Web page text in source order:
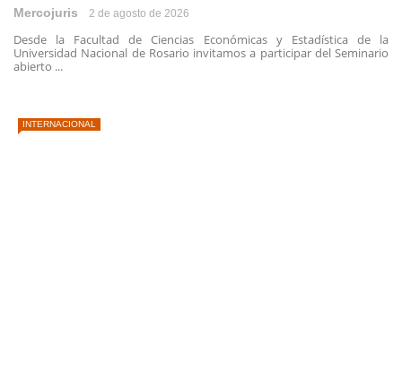
Mercojuris 2 de agosto de 2026
Desde la Facultad de Ciencias Económicas y Estadística de la
Universidad Nacional de Rosario invitamos a participar del Seminario
abierto ...
INTERNACIONAL